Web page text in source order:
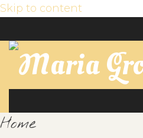
Skip to content
Home